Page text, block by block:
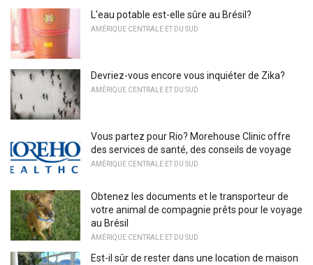
L'eau potable est-elle sûre au Brésil?
AMÉRIQUE CENTRALE ET DU SUD
Devriez-vous encore vous inquiéter de Zika?
AMÉRIQUE CENTRALE ET DU SUD
Vous partez pour Rio? Morehouse Clinic offre
des services de santé, des conseils de voyage
AMÉRIQUE CENTRALE ET DU SUD
Obtenez les documents et le transporteur de
votre animal de compagnie prêts pour le voyage
au Brésil
AMÉRIQUE CENTRALE ET DU SUD
Est-il sûr de rester dans une location de maison